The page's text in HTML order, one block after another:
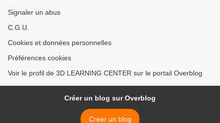
Signaler un abus
C.G.U.
Cookies et données personnelles
Préférences cookies
Voir le profil de 3D LEARNING CENTER sur le portail Overblog
Créer un blog sur Overblog
Créer un blog